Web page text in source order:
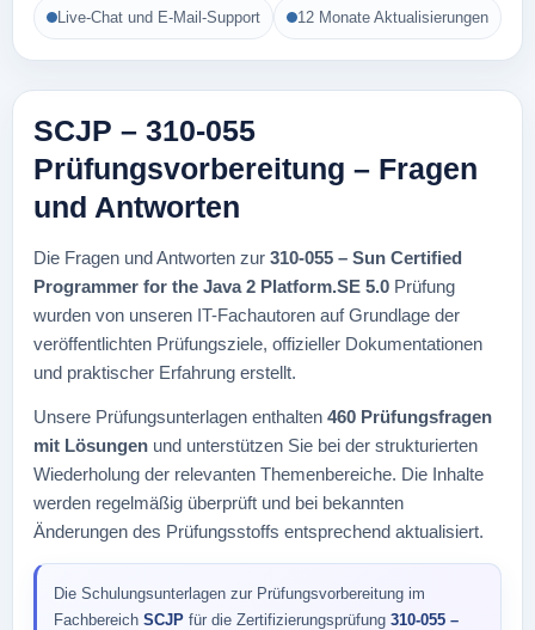
Live-Chat und E-Mail-Support 12 Monate Aktualisierungen
SCJP – 310-055
Prüfungsvorbereitung – Fragen
und Antworten
Die Fragen und Antworten zur 310-055 – Sun Certified
Programmer for the Java 2 Platform.SE 5.0 Prüfung
wurden von unseren IT-Fachautoren auf Grundlage der
veröffentlichten Prüfungsziele, offizieller Dokumentationen
und praktischer Erfahrung erstellt.
Unsere Prüfungsunterlagen enthalten 460 Prüfungsfragen
mit Lösungen und unterstützen Sie bei der strukturierten
Wiederholung der relevanten Themenbereiche. Die Inhalte
werden regelmäßig überprüft und bei bekannten
Änderungen des Prüfungsstoffs entsprechend aktualisiert.
Die Schulungsunterlagen zur Prüfungsvorbereitung im
Fachbereich SCJP für die Zertifizierungsprüfung 310-055 –